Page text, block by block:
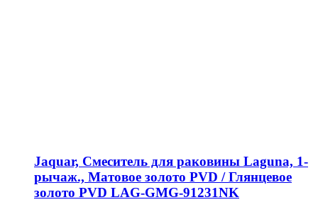
Jaquar, Смеситель для раковины Laguna, 1-
рычаж., Матовое золото PVD / Глянцевое
золото PVD LAG-GMG-91231NK